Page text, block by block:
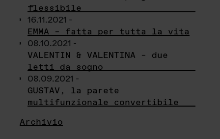
flessibile
16.11.2021 -
EMMA – fatta per tutta la vita
08.10.2021 -
VALENTIN & VALENTINA – due
letti da sogno
08.09.2021 -
GUSTAV, la parete
multifunzionale convertibile
Archivio